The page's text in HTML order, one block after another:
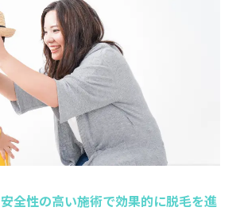
安全性の高い施術で効果的に脱毛を進